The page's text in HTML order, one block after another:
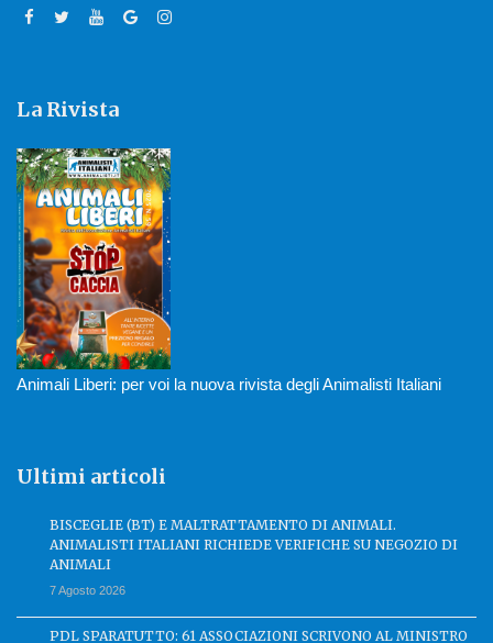
La Rivista
Animali Liberi: per voi la nuova rivista degli Animalisti Italiani
Ultimi articoli
BISCEGLIE (BT) E MALTRATTAMENTO DI ANIMALI.
ANIMALISTI ITALIANI RICHIEDE VERIFICHE SU NEGOZIO DI
ANIMALI
7 Agosto 2026
PDL SPARATUTTO: 61 ASSOCIAZIONI SCRIVONO AL MINISTRO